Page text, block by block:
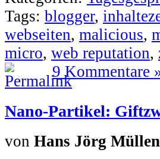
Tags: blogger,
webseiten, malicious,
micro, web reputation,
9 Kommentare
Nano-Partikel:
von Hans Jörg